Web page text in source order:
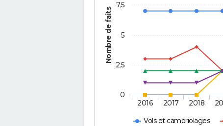
Nombre de faits
Vols et cambriolages
2016 2017 2018
0
2,5
5
7,5